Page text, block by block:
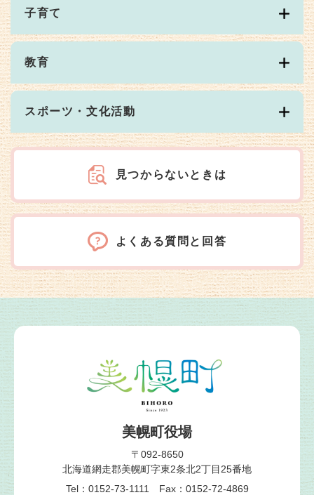
子育て
教育
スポーツ・文化活動
見つからないときは
よくある質問と回答
美幌町役場
〒092-8650
北海道網走郡美幌町字東2条北2丁目25番地
Tel：0152-73-1111 Fax：0152-72-4869